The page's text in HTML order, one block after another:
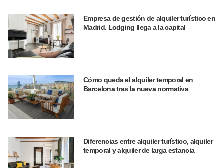
Empresa de gestión de alquiler turístico en
Madrid. Lodging llega a la capital
Cómo queda el alquiler temporal en
Barcelona tras la nueva normativa
Diferencias entre alquiler turístico, alquiler
temporal y alquiler de larga estancia